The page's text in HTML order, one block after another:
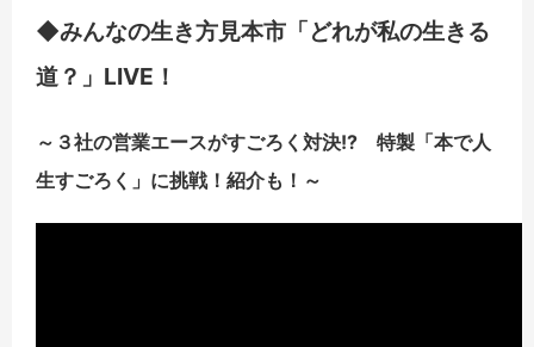
◆みんなの生き方見本市「どれが私の生きる
道？」LIVE！
～３社の営業エースがすごろく対決!? 特製「本で人
生すごろく」に挑戦！紹介も！～